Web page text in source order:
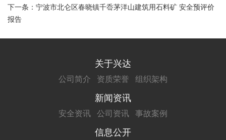
下一条：宁波市北仑区春晓镇千岙茅洋山建筑用石料矿 安全预评价
报告
关于兴达
公司简介 资质荣誉 组织架构
新闻资讯
安全资讯 公司资讯 事故案例
信息公开